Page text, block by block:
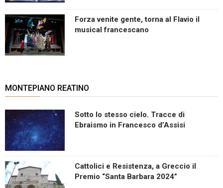
Forza venite gente, torna al Flavio il
musical francescano
MONTEPIANO REATINO
Sotto lo stesso cielo. Tracce di
Ebraismo in Francesco d’Assisi
Cattolici e Resistenza, a Greccio il
Premio “Santa Barbara 2024”